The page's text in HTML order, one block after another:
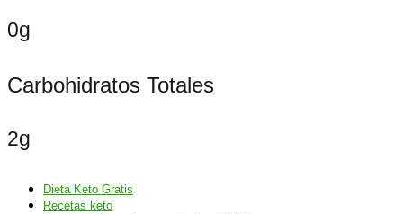
0g
Carbohidratos Totales
2g
Dieta Keto Gratis
Recetas keto